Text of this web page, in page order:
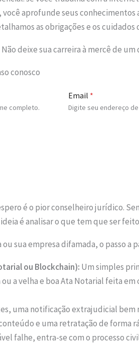
aprofunde seus conhecimentos
as obrigações e os
deixe sua carreira à mercê de
conosco
completo.
Email *
Digite seu endereço
é o pior conselheiro jurídico.
é analisar o que tem que ser
sua empresa difamada, o passo a
ou Blockchain): Um simples
a velha e boa Ata Notarial feita
uma notificação extrajudicial bem
e uma retratação de forma
falhe, entra-se com o processo